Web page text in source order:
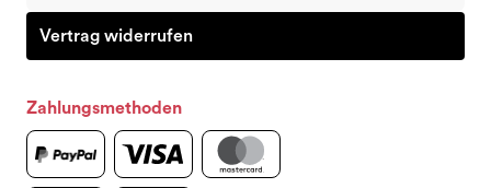
Vertrag widerrufen
Zahlungsmethoden